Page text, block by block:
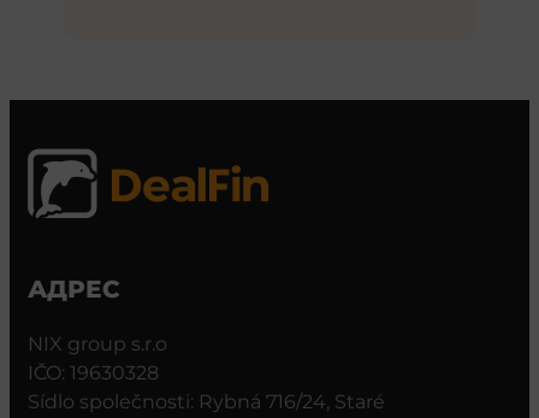
АДРЕС
NIX group s.r.o
IČO: 19630328
Sídlo společnosti: Rybná 716/24, Staré